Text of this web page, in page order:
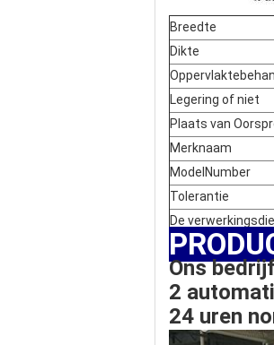
Breedte
Dikte
Legering of niet
Plaats van
Merknaam
ModelNumber
Tolerantie
De
Ons
2
24 uren